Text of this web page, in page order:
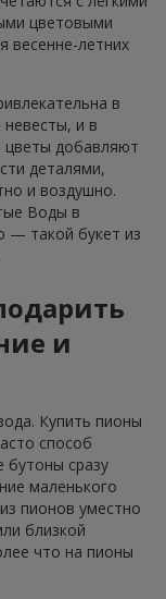
цветовыми
весенне-летних
в
невесты, и в
цветы добавляют
деталями,
и воздушно.
Воды в
— такой букет из
и
Купить пионы
способ
сразу
маленького
пионов уместно
близкой
что на пионы